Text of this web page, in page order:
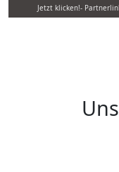
Jetzt klicken!-